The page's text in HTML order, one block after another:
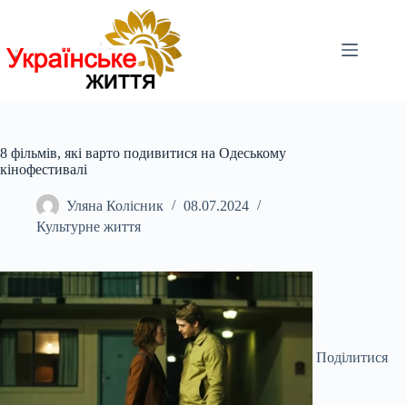
8 фільмів, які варто подивитися на Одеському
кінофестивалі
Уляна Колісник
08.07.2024
Культурне життя
Поділитися